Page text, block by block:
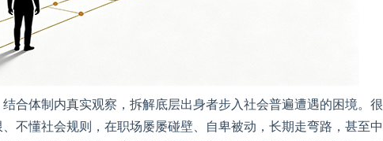
合体制内真实观察，拆解底层出身者步入社会普遍遭遇的困境。很
不懂社会规则，在职场屡屡碰壁、自卑被动，长期走弯路，甚至中